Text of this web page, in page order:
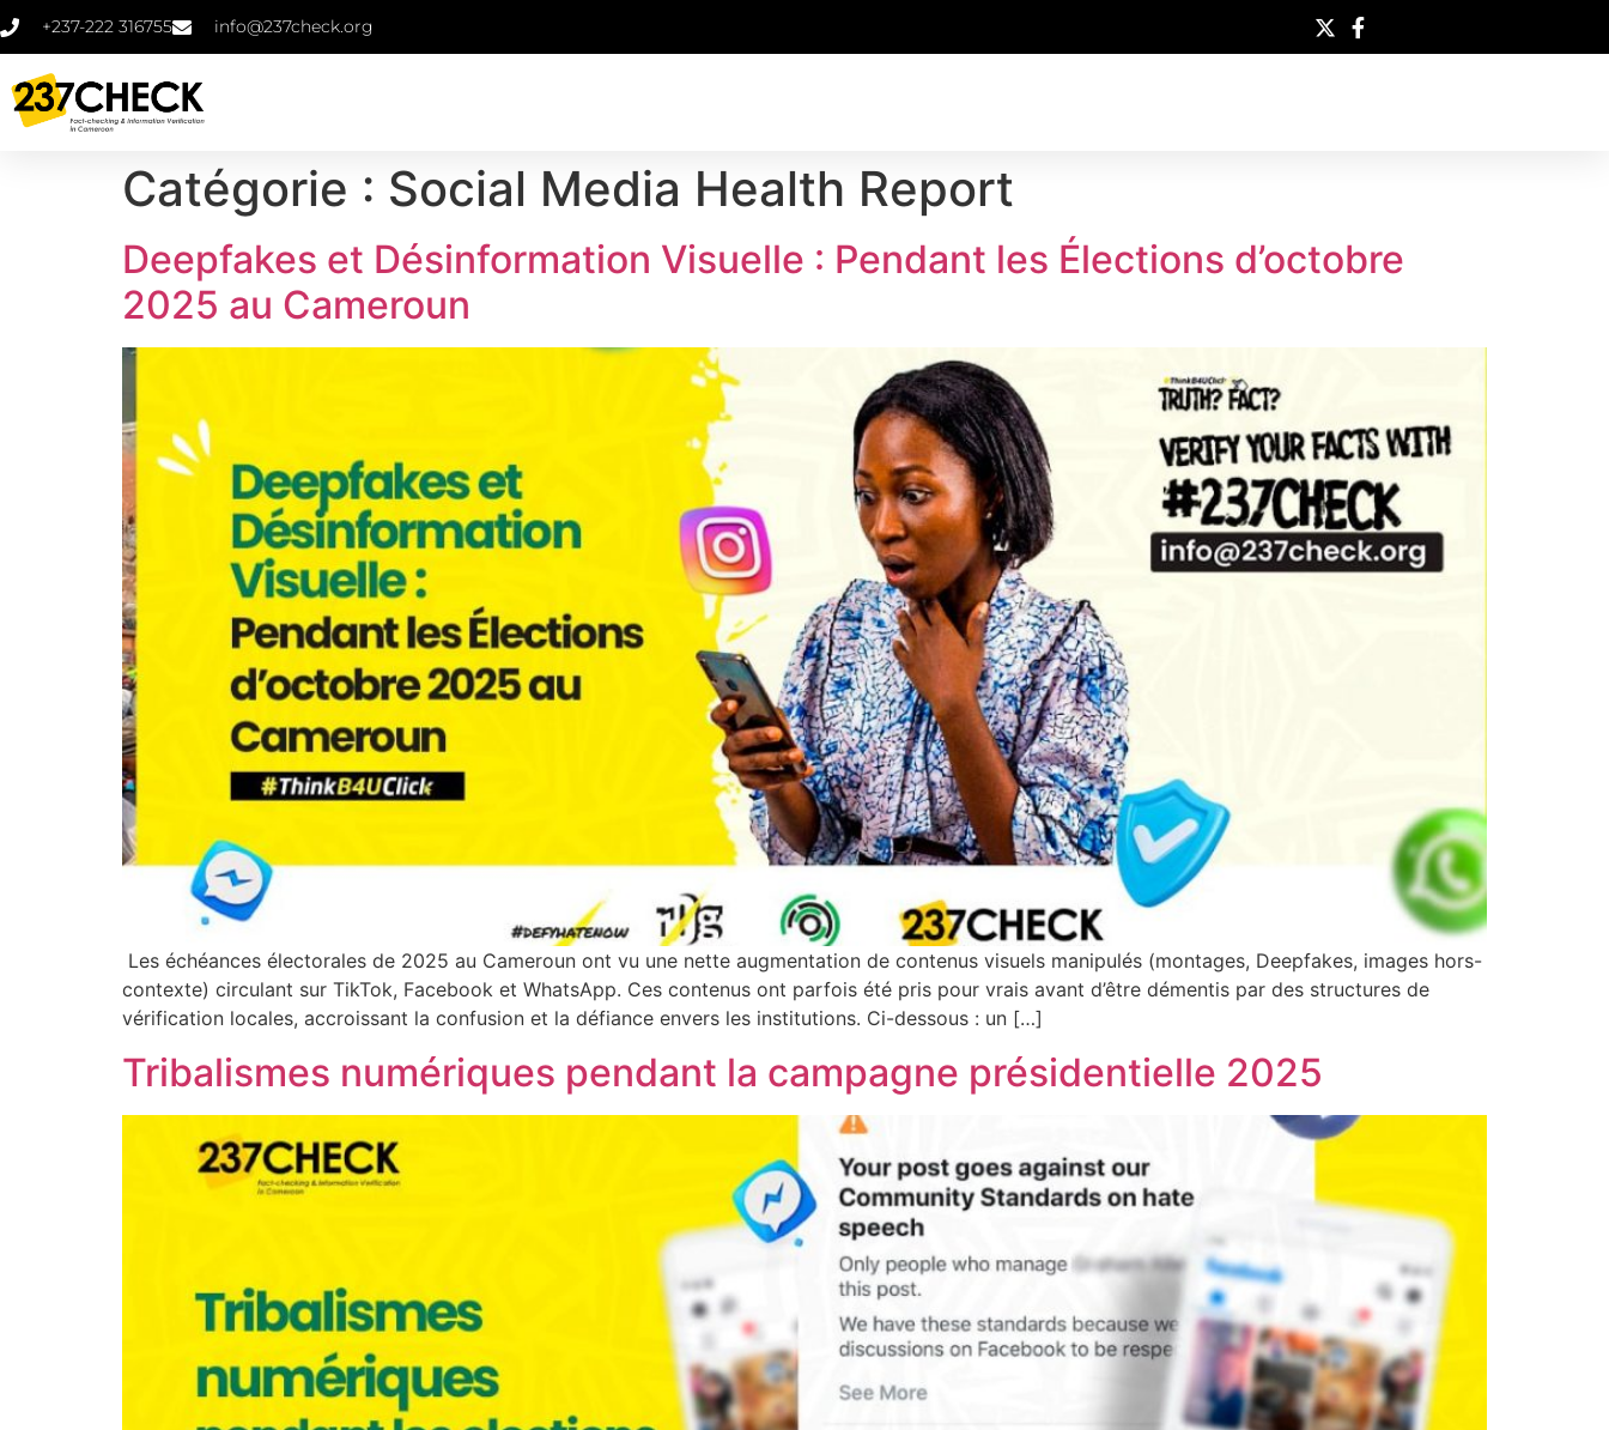
+237-222 316755 info@237check.org
Catégorie : Social Media Health Report
Deepfakes et Désinformation Visuelle : Pendant les Élections d’octobre
2025 au Cameroun
Les échéances électorales de 2025 au Cameroun ont vu une nette augmentation de contenus visuels manipulés (montages, Deepfakes, images hors-
contexte) circulant sur TikTok, Facebook et WhatsApp. Ces contenus ont parfois été pris pour vrais avant d’être démentis par des structures de
vérification locales, accroissant la confusion et la défiance envers les institutions. Ci-dessous : un […]
Tribalismes numériques pendant la campagne présidentielle 2025